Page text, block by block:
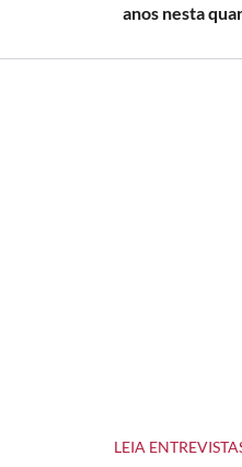
anos nesta
LEIA